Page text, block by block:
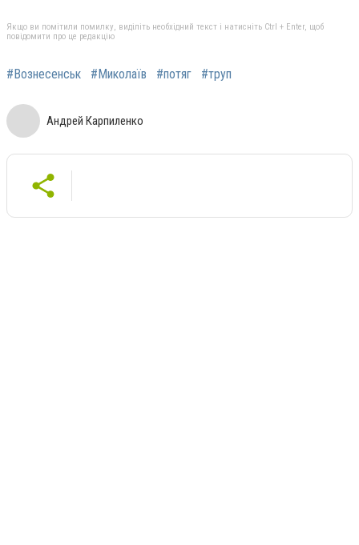
Якщо ви помітили помилку, виділіть необхідний текст і натисніть Ctrl + Enter, щоб
повідомити про це редакцію
#Вознесенськ #Миколаїв #потяг #труп
Андрей Карпиленко